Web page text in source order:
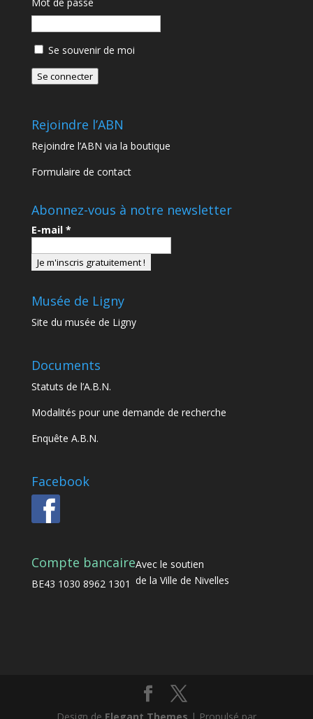
Se souvenir de moi
Se connecter
Rejoindre l’ABN
Rejoindre l’ABN via la boutique
Formulaire de contact
Abonnez-vous à notre newsletter
E-mail *
Musée de Ligny
Site du musée de Ligny
Documents
Statuts de l’A.B.N.
Modalités pour une demande de recherche
Enquête A.B.N.
Facebook
Compte bancaire
BE43 1030 8962 1301
Avec le soutien
de la Ville de Nivelles
Design de Elegant Themes | Propulsé par